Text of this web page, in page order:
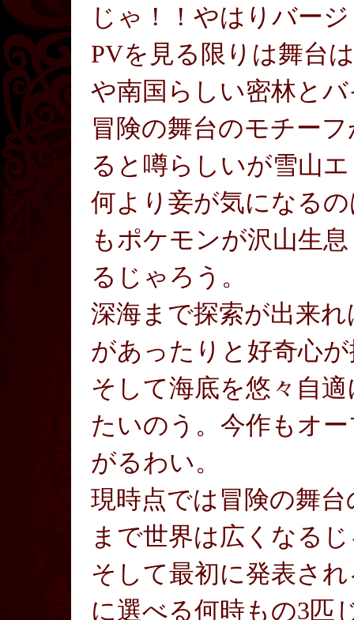
じゃ！！やはりバー
PVを見る限りは舞台
や南国らしい密林と
冒険の舞台のモチー
ると噂らしいが雪山
何より妾が気になる
もポケモンが沢山生
るじゃろう。
深海まで探索が出来
があったりと好奇心
そして海底を悠々自
たいのう。今作もオ
がるわい。
現時点では冒険の舞
まで世界は広くなる
そして最初に発表さ
に選べる何時もの3匹